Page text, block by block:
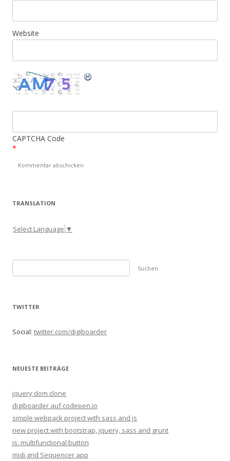
Website
CAPTCHA Code
*
TRANSLATION
Select Language ▼
u
TWITTER
Social: twitter.com/digiboarder
NEUESTE BEITRÄGE
jquery dom clone
digiboarder auf codepen.io
simple webpack project with sass and js
new project with bootstrap, jquery, sass and grunt
js: multifunctional button
midi.grid Sequencer app